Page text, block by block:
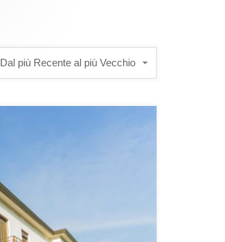
Dal più Recente al più Vecchio